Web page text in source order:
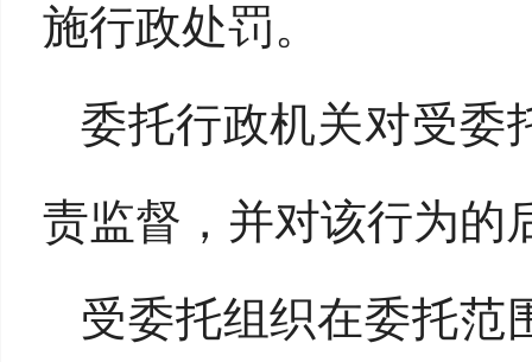
施行政处罚。
委托行政机关对受委
责监督，并对该行为的
受委托组织在委托范